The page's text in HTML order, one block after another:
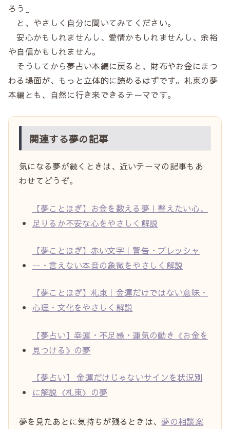
ろう」
と、やさしく自分に聞いてみてください。
安心かもしれませんし、愛情かもしれませんし、余裕
や自信かもしれません。
そうしてから夢占い本編に戻ると、財布やお金にまつ
わる場面が、もっと立体的に読めるはずです。札束の夢
本編とも、自然に行き来できるテーマです。
関連する夢の記事
気になる夢が続くときは、近いテーマの記事もあ
わせてどうぞ。
【夢ことほぎ】お金を数える夢｜整えたい心、
足りるか不安な心をやさしく解説
【夢ことほぎ】赤い文字｜警告・プレッシャ
ー・言えない本音の象徴をやさしく解説
【夢ことほぎ】札束｜金運だけではない意味・
心理・文化をやさしく解説
【夢占い】幸運・不足感・運気の動き《お金を
見つける》の夢
【夢占い】 金運だけじゃないサインを状況別
に解説〈札束〉の夢
夢を見たあとに気持ちが残るときは、 夢の相談案